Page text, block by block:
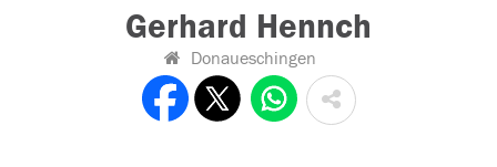
Gerhard Hennch
Donaueschingen